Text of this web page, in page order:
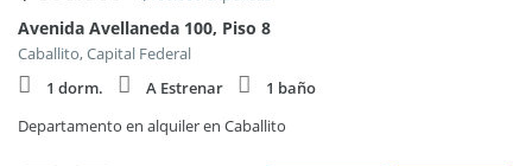
Avenida Avellaneda 100, Piso 8
Caballito, Capital Federal
1 dorm.
A Estrenar
1 baño
Departamento en alquiler en Caballito